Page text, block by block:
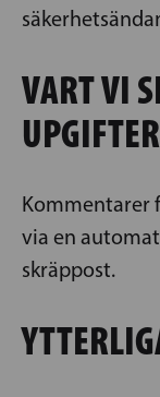
VART VI
UPGIFTER
Kommentarer
via en
skräppost.